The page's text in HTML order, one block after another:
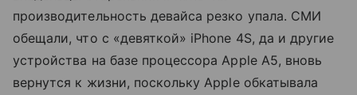
производительность девайса резко упала. СМИ
обещали, что с «девяткой» iPhone 4S, да и другие
устройства на базе процессора Apple A5, вновь
вернутся к жизни, поскольку Apple обкатывала